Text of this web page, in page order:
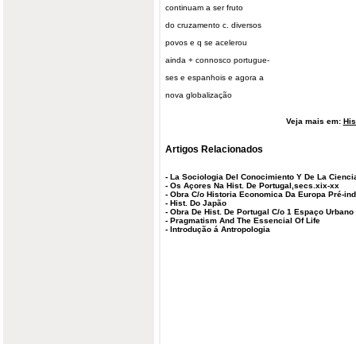
continuam a ser fruto
do cruzamento c. diversos
povos e q se acelerou
ainda + connosco portugue-
ses e espanhois e agora a
nova globalização
Veja mais em:
Artigos Relacionados
- La Sociologia Del Conocimiento Y De La
- Os Açores Na Hist. De Portugal,secs.xix-xx
- Obra C/o Historia Economica Da Europa Pré-
- Hist. Do Japão
- Obra De Hist. De Portugal C/o 1 Espaço
- Pragmatism And The Essencial Of Life
- Introdução á Antropologia